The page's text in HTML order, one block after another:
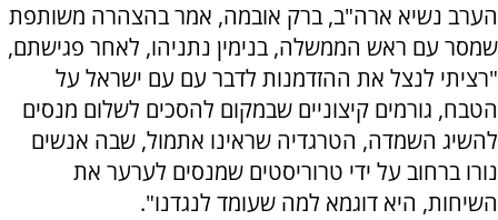
הערב נשיא ארה"ב, ברק אובמה, אמר בהצהרה משותפת
שמסר עם ראש הממשלה, בנימין נתניהו, לאחר פגישתם,
"רציתי לנצל את ההזדמנות לדבר עם עם ישראל על
הטבח, גורמים קיצוניים שבמקום להסכים לשלום מנסים
להשיג השמדה, הטרגדיה שראינו אתמול, שבה אנשים
נורו ברחוב על ידי טרוריסטים שמנסים לערער את
השיחות, היא דוגמא למה שעומד לנגדנו".